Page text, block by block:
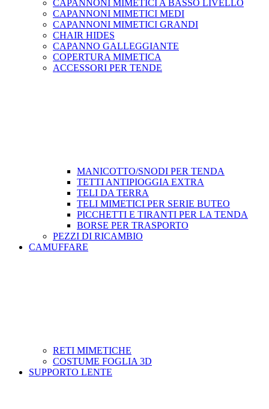
CAPANNONI MIMETICI A BASSO LIVELLO
CAPANNONI MIMETICI MEDI
CAPANNONI MIMETICI GRANDI
CHAIR HIDES
CAPANNO GALLEGGIANTE
COPERTURA MIMETICA
ACCESSORI PER TENDE
MANICOTTO/SNODI PER TENDA
TETTI ANTIPIOGGIA EXTRA
TELI DA TERRA
TELI MIMETICI PER SERIE BUTEO
PICCHETTI E TIRANTI PER LA TENDA
BORSE PER TRASPORTO
PEZZI DI RICAMBIO
CAMUFFARE
RETI MIMETICHE
COSTUME FOGLIA 3D
SUPPORTO LENTE